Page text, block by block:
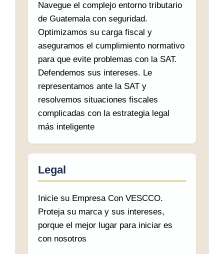
Navegue el complejo entorno tributario
de Guatemala con seguridad.
Optimizamos su carga fiscal y
aseguramos el cumplimiento normativo
para que evite problemas con la SAT.
Defendemos sus intereses. Le
representamos ante la SAT y
resolvemos situaciones fiscales
complicadas con la estrategia legal
más inteligente
Legal
Inicie su Empresa Con VESCCO.
Proteja su marca y sus intereses,
porque el mejor lugar para iniciar es
con nosotros